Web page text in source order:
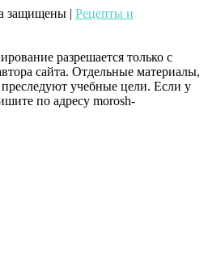
защищены | Рецепты и
разрешается только с
сайта. Отдельные материалы,
учебные цели. Если у
по адресу morosh-